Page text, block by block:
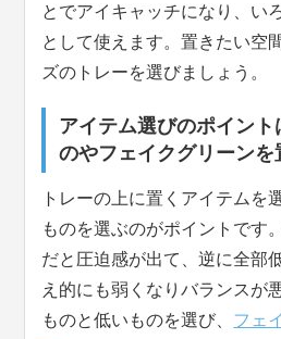
とでアイキャッチになり、い
として使えます。置きたい空
ズのトレーを選びましょう。
アイテム選びのポイント
のやフェイクグリーンを
トレーの上に置くアイテムを
ものを選ぶのがポイントです
だと圧迫感が出て、逆に全部
え的にも弱くなりバランスが
ものと低いものを選び、 フェ